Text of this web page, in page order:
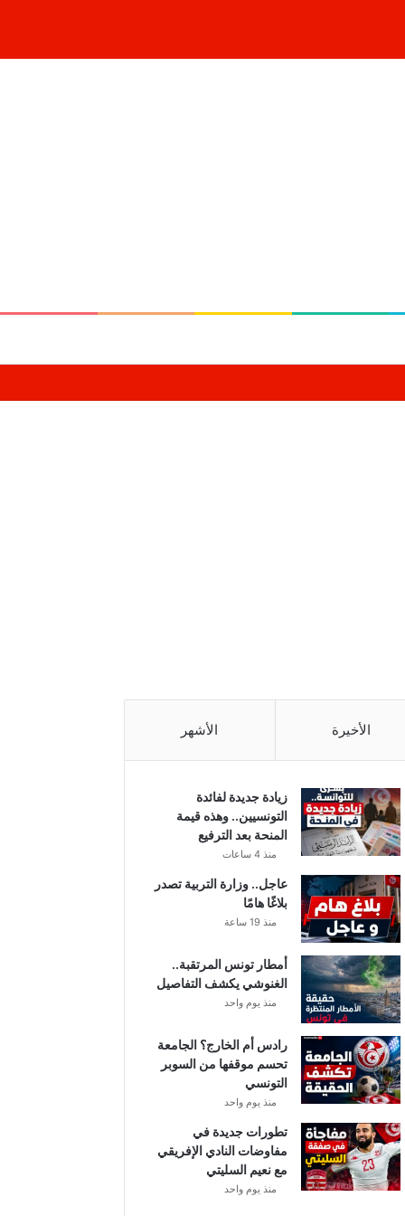
الأخيرة الأشهر
زيادة جديدة لفائدة
التونسيين.. وهذه قيمة
المنحة بعد الترفيع
منذ 4 ساعات
عاجل.. وزارة التربية تصدر
بلاغًا هامًا
منذ 19 ساعة
أمطار تونس المرتقبة..
الغنوشي يكشف التفاصيل
منذ يوم واحد
رادس أم الخارج؟ الجامعة
تحسم موقفها من السوبر
التونسي
منذ يوم واحد
تطورات جديدة في
مفاوضات النادي الإفريقي
مع نعيم السليتي
منذ يوم واحد